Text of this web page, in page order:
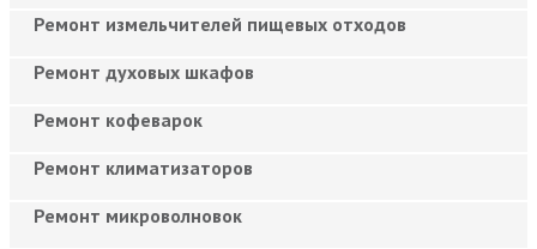
Ремонт измельчителей пищевых отходов
Ремонт духовых шкафов
Ремонт кофеварок
Ремонт климатизаторов
Ремонт микроволновок